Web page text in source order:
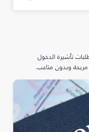
تأشيرة الدخول
وبدون متاعب.